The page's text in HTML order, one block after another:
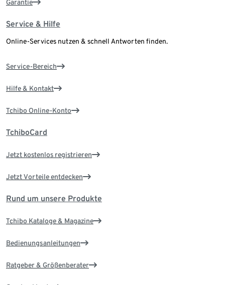
Garantie
Service & Hilfe
Online-Services nutzen & schnell Antworten finden.
Service-Bereich
Hilfe & Kontakt
Tchibo Online-Konto
TchiboCard
Jetzt kostenlos registrieren
Jetzt Vorteile entdecken
Rund um unsere Produkte
Tchibo Kataloge & Magazine
Bedienungsanleitungen
Ratgeber & Größenberater